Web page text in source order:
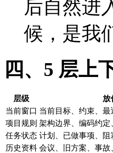
后自然进
候，是我
四、5 层上
层级
放
当前窗口 当前目标、约束、
项目规则 架构边界、编码约
任务状态 计划、已做事项、阻
历史资料 会议、旧方案、事故